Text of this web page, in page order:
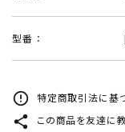
型番 ：
error_outline 特定商取引法に基
share この商品を友達に